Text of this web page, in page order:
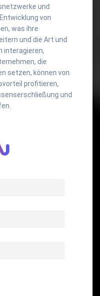
und
von
was ihre
und die Art und
interagieren,
die
setzen, können von
profitieren,
und